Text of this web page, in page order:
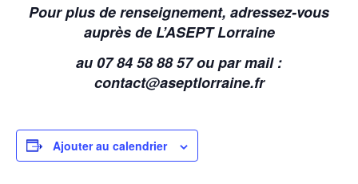
Pour plus de renseignement, adressez-vous
auprès de L’ASEPT Lorraine
au 07 84 58 88 57 ou par mail :
contact@aseptlorraine.fr
Ajouter au calendrier